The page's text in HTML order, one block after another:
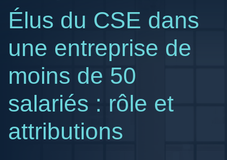
Élus du CSE dans
une entreprise de
moins de 50
salariés : rôle et
attributions